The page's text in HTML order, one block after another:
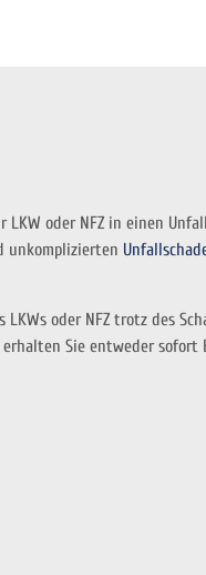
oder NFZ in einen
unkomplizierten
oder NFZ trotz des
Sie entweder sofort